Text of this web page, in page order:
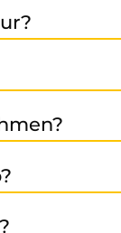
Wir
und
sowie